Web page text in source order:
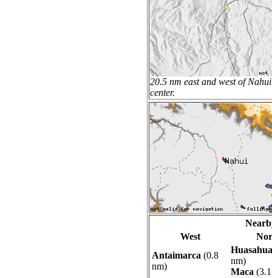
20.5 nm east and west of
center.
West
Antaimarca (0.8
nm)
nm)
Maca